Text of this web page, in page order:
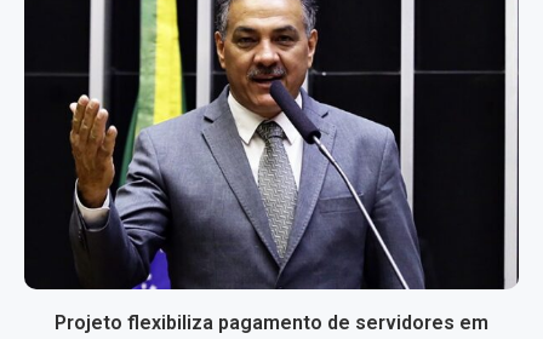
Projeto flexibiliza pagamento de servidores em